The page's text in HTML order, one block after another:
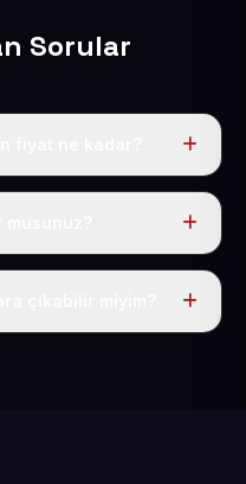
Sorular
geçerli yıllık tek
uzaktan ve